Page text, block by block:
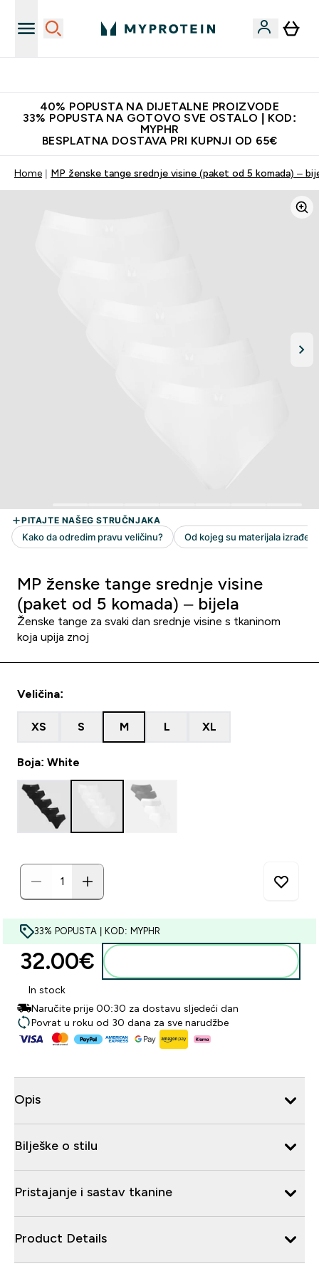
40% POPUSTA NA DIJETALNE PROIZVODE
33% POPUSTA NA GOTOVO SVE OSTALO | KOD:
MYPHR
BESPLATNA DOSTAVA PRI KUPNJI OD 65€
Home MP ženske tange srednje visine (paket od 5 komada) –
MP ženske tange srednje visine
(paket od 5 komada) – bijela
Ženske tange za svaki dan srednje visine s tkaninom
koja upija znoj
Veličina:
XS S M L XL
Boja: White
33% POPUSTA | KOD: MYPHR
32.00€‎
In stock
Naručite prije 00:30 za dostavu sljedeći dan
Povrat u roku od 30 dana za sve narudžbe
Opis
Bilješke o stilu
Pristajanje i sastav tkanine
Product Details